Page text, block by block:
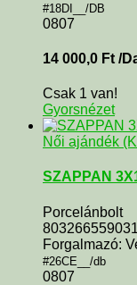
#18DI__/DB
0807
14 000,0 Ft /
Csak 1 van!
Gyorsnézet
Női ajándék
SZAPPAN
Porcelánbolt
Forgalmazó:
#26CE__/db
0807